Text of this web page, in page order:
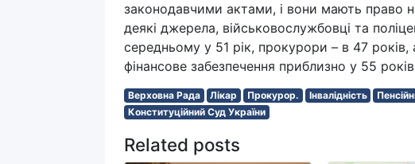
законодавчими актами, і вони мають право
деякі джерела, військовослужбовці та
середньому у 51 рік, прокурори – в 47
фінансове забезпечення приблизно у 55
Верховна Рада Лікар Прокурор. Інвалідність
Конституційний Суд України
Related posts